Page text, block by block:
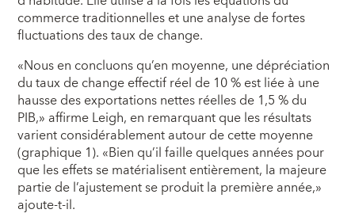
commerce traditionnelles et une analyse de fortes
fluctuations des taux de change.
«Nous en concluons qu’en moyenne, une dépréciation
du taux de change effectif réel de 10 % est liée à une
hausse des exportations nettes réelles de 1,5 % du
PIB,» affirme Leigh, en remarquant que les résultats
varient considérablement autour de cette moyenne
(graphique 1). «Bien qu’il faille quelques années pour
que les effets se matérialisent entièrement, la majeure
partie de l’ajustement se produit la première année,»
ajoute-t-il.